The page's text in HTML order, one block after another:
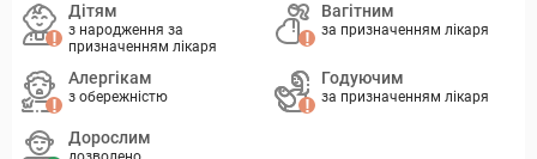
Дітям
з народження за
призначенням лікаря
Вагітним
за призначенням лікаря
Алергікам
з обережністю
Годуючим
за призначенням лікаря
Дорослим